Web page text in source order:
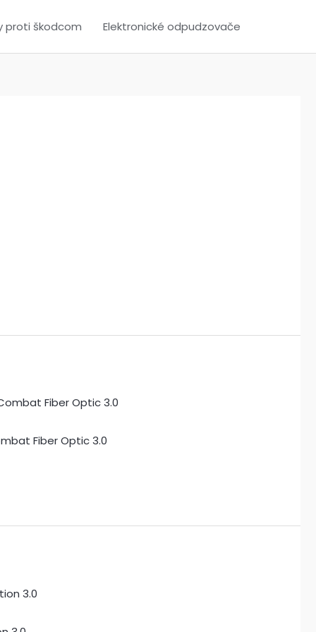
proti škodcom Elektronické odpudzovače
Fiber Optic 3.0